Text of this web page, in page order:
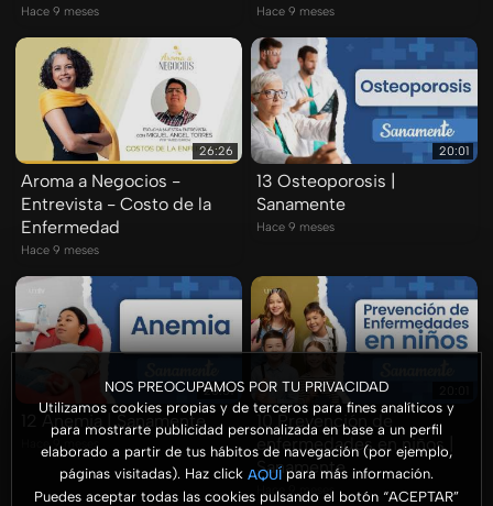
NOS PREOCUPAMOS POR TU PRIVACIDAD
Utilizamos cookies propias y de terceros para fines analíticos y
para mostrarte publicidad personalizada en base a un perfil
elaborado a partir de tus hábitos de navegación (por ejemplo,
páginas visitadas). Haz click AQUÍ para más información.
Puedes aceptar todas las cookies pulsando el botón “ACEPTAR”
Hace 9 meses Hace 9 meses
26:26
Aroma a Negocios -
Entrevista - Costo de la
Enfermedad
Hace 9 meses
20:01
13 Osteoporosis |
Sanamente
Hace 9 meses
20:01
12 Anemia | Sanamente
Hace 9 meses
10 Prevención de
enfermedades en niños |
Sanamente
Hace 9 meses